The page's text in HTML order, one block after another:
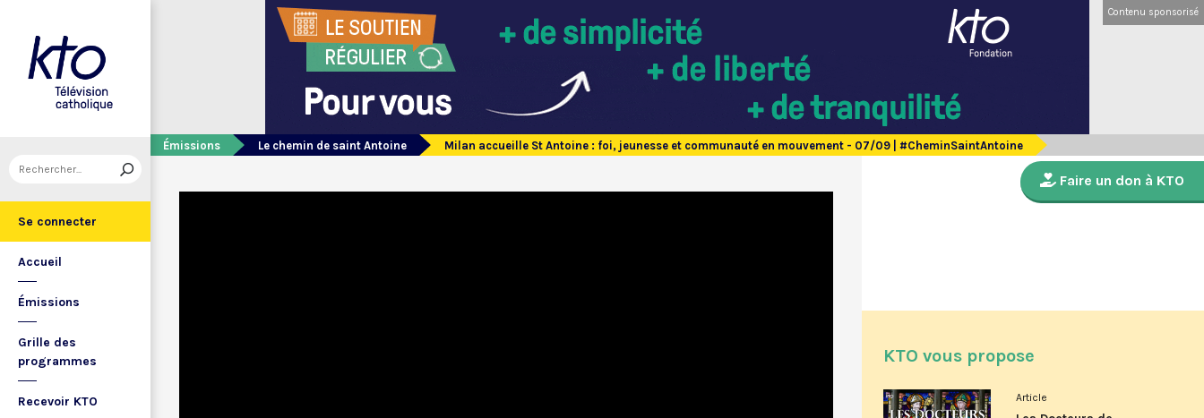
Se connecter
Accueil
Émissions
Grille des
programmes
Recevoir KTO
Contenu sponsorisé
Émissions Le chemin de saint Antoine Milan accueille St Antoine : foi, jeunesse et communauté en mouvement - 07/09 | #CheminSaintAntoine
Faire un don à KTO
KTO vous propose
Article